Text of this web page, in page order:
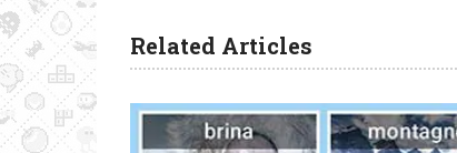
Related Articles